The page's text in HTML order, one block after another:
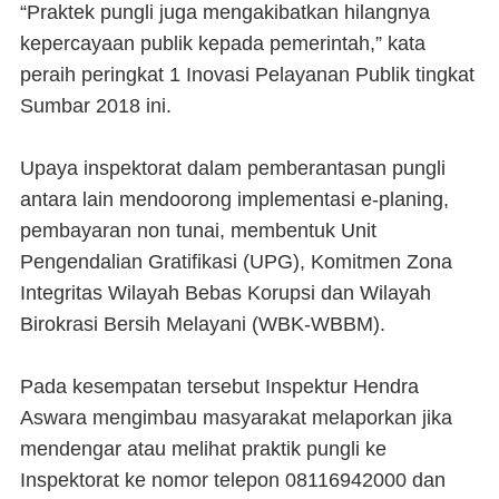
“Praktek pungli juga mengakibatkan hilangnya
kepercayaan publik kepada pemerintah,” kata
peraih peringkat 1 Inovasi Pelayanan Publik tingkat
Sumbar 2018 ini.
Upaya inspektorat dalam pemberantasan pungli
antara lain mendoorong implementasi e-planing,
pembayaran non tunai, membentuk Unit
Pengendalian Gratifikasi (UPG), Komitmen Zona
Integritas Wilayah Bebas Korupsi dan Wilayah
Birokrasi Bersih Melayani (WBK-WBBM).
Pada kesempatan tersebut Inspektur Hendra
Aswara mengimbau masyarakat melaporkan jika
mendengar atau melihat praktik pungli ke
Inspektorat ke nomor telepon 08116942000 dan